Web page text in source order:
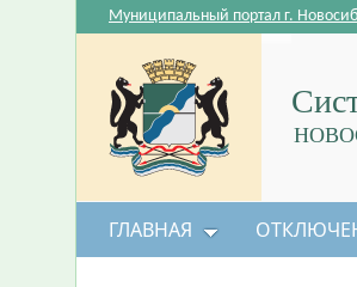
Муниципальный портал г.
ГЛАВНАЯ